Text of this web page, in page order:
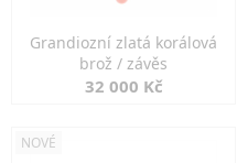
Grandiozní zlatá korálová
brož / závěs
32 000 Kč
NOVÉ